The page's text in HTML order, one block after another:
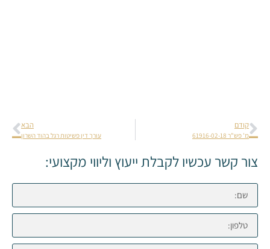
קודם
מ' פש"ר 61916-02-18
הבא
עורך דין פשיטות רגל בהוד השרון
צור קשר עכשיו לקבלת ייעוץ וליווי מקצועי: